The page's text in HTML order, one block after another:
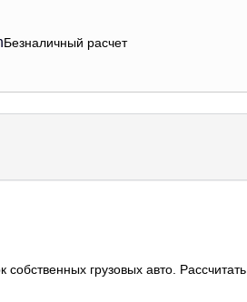
Безналичный расчет
грузовых авто. Рассчитать